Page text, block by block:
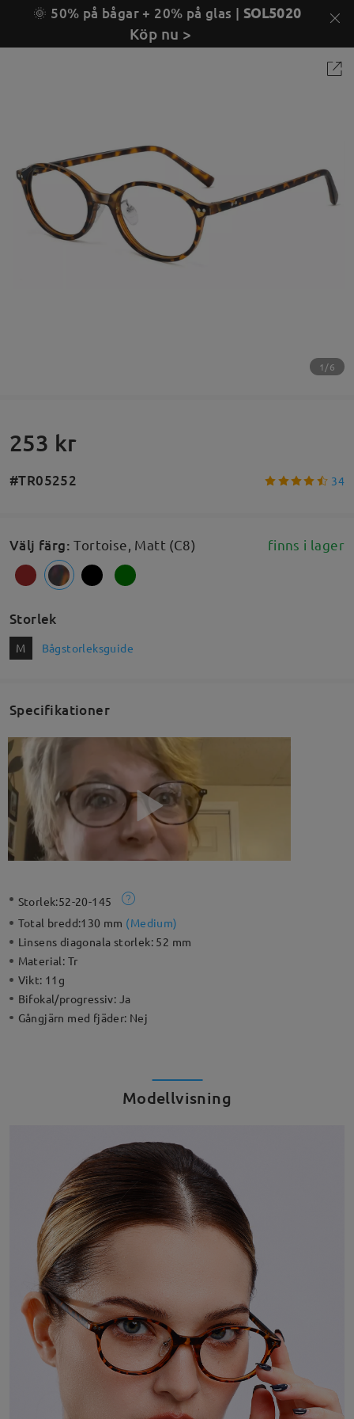
🌞 50% på bågar + 20% på glas | SOL5020
Köp nu >
1/6
253 kr
#TR05252 34
Välj färg:Tortoise, Matt (C8) finns i lager
Storlek
M Bågstorleksguide
Specifikationer
Storlek:52-20-145
Total bredd:130 mm (Medium)
Linsens diagonala storlek: 52 mm
Material: Tr
Vikt: 11g
Bifokal/progressiv: Ja
Gångjärn med fjäder: Nej
Modellvisning